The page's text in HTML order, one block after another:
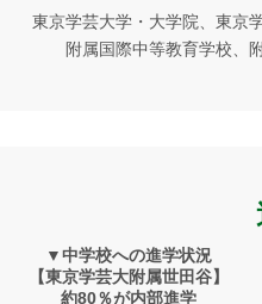
東京学芸大学・大学院、東京
附属国際中等教育学校、
▼中学校への進学状況
【東京学芸大附属世田谷】
約80％が内部進学